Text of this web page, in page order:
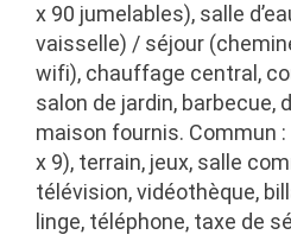
x 90 jumelables), salle
vaisselle) / séjour
wifi), chauffage central,
salon de jardin, barbecue,
maison fournis. Commun
x 9), terrain, jeux, salle
télévision, vidéothèque,
linge, téléphone, taxe de